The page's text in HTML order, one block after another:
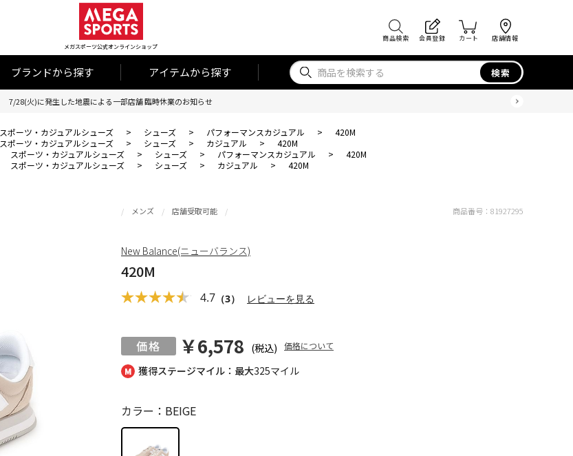
メガスポーツ公式オンラインショップ
商品検索 会員登録 カート 店舗情報
ブランドから探す アイテムから探す 検索
7/28(火)に発生した地震による一部店舗 臨時休業のお知らせ
スポーツ・カジュアルシューズ > シューズ > パフォーマンスカジュアル >
420M
スポーツ・カジュアルシューズ > シューズ > カジュアル >
420M
スポーツ・カジュアルシューズ > シューズ > パフォーマンスカジュアル >
420M
スポーツ・カジュアルシューズ > シューズ > カジュアル > 420M
獲得ステージマイル：最大325マイル
メンズ 店舗受取可能
420M
4.7 （3） レビューを見る
￥6,578 (税込) 価格について
カラー：BEIGE
商品番号： 81927295
New Balance(ニューバランス)